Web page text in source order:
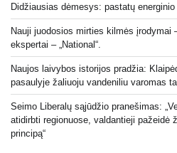
Didžiausias dėmesys: pastatų
Nauji juodosios mirties kilmės įrodymai
ekspertai – „National“.
Naujos laivybos istorijos pradžia:
pasaulyje žaliuoju vandeniliu varomas
Seimo Liberalų sąjūdžio pranešimas:
atidirbti regionuose, valdantieji pažeidė
principą“